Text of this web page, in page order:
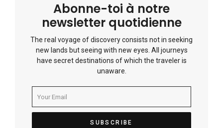
Abonne-toi à notre
newsletter quotidienne
The real voyage of discovery consists not in seeking
new lands but seeing with new eyes. All journeys
have secret destinations of which the traveler is
unaware.